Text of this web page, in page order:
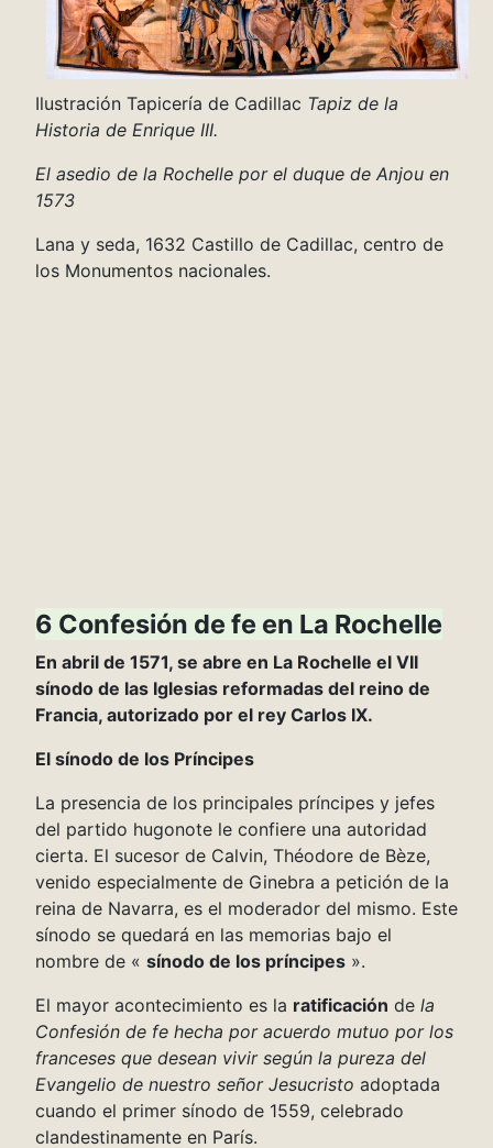
Ilustración Tapicería de Cadillac Tapiz de la
Historia de Enrique III.
El asedio de la Rochelle por el duque de Anjou en
1573
Lana y seda, 1632 Castillo de Cadillac, centro de
los Monumentos nacionales.
6 Confesión de fe en La Rochelle
En abril de 1571, se abre en La Rochelle el VII
sínodo de las Iglesias reformadas del reino de
Francia, autorizado por el rey Carlos IX.
El sínodo de los Príncipes
La presencia de los principales príncipes y jefes
del partido hugonote le confiere una autoridad
cierta. El sucesor de Calvin, Théodore de Bèze,
venido especialmente de Ginebra a petición de la
reina de Navarra, es el moderador del mismo. Este
sínodo se quedará en las memorias bajo el
nombre de « sínodo de los príncipes ».
El mayor acontecimiento es la ratificación de la
Confesión de fe hecha por acuerdo mutuo por los
franceses que desean vivir según la pureza del
Evangelio de nuestro señor Jesucristo adoptada
cuando el primer sínodo de 1559, celebrado
clandestinamente en París.